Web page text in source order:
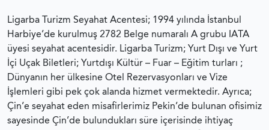
Ligarba Turizm Seyahat Acentesi; 1994 yılında İstanbul
Harbiye’de kurulmuş 2782 Belge numaralı A grubu IATA
üyesi seyahat acentesidir. Ligarba Turizm; Yurt Dışı ve Yurt
İçi Uçak Biletleri; Yurtdışı Kültür – Fuar – Eğitim turları ;
Dünyanın her ülkesine Otel Rezervasyonları ve Vize
İşlemleri gibi pek çok alanda hizmet vermektedir. Ayrıca;
Çin’e seyahat eden misafirlerimiz Pekin’de bulunan ofisimiz
sayesinde Çin’de bulundukları süre içerisinde ihtiyaç